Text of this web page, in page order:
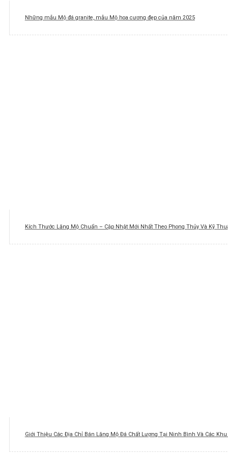
Những mẫu Mộ đá granite, mẫu Mộ hoa cương đẹp của năm 2025
Kích Thước Lăng Mộ Chuẩn – Cập Nhật Mới Nhất Theo Phong Thủy Và Kỹ
Giới Thiệu Các Địa Chỉ Bán Lăng Mộ Đá Chất Lượng Tại Ninh Bình Và Các Khu